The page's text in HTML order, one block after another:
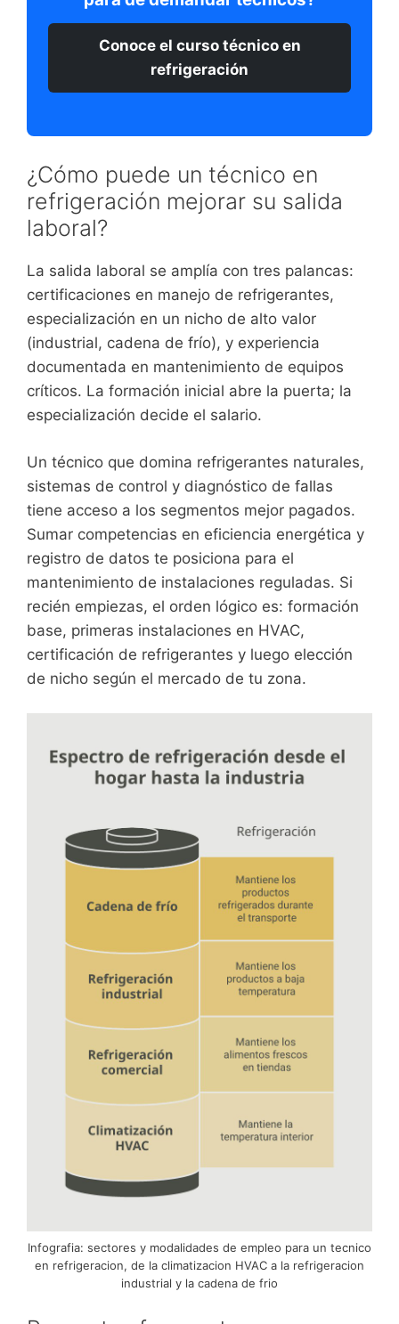
Conoce el curso técnico en
refrigeración
¿Cómo puede un técnico en
refrigeración mejorar su salida
laboral?
La salida laboral se amplía con tres palancas:
certificaciones en manejo de refrigerantes,
especialización en un nicho de alto valor
(industrial, cadena de frío), y experiencia
documentada en mantenimiento de equipos
críticos. La formación inicial abre la puerta; la
especialización decide el salario.
Un técnico que domina refrigerantes naturales,
sistemas de control y diagnóstico de fallas
tiene acceso a los segmentos mejor pagados.
Sumar competencias en eficiencia energética y
registro de datos te posiciona para el
mantenimiento de instalaciones reguladas. Si
recién empiezas, el orden lógico es: formación
base, primeras instalaciones en HVAC,
certificación de refrigerantes y luego elección
de nicho según el mercado de tu zona.
Infografia: sectores y modalidades de empleo para un tecnico
en refrigeracion, de la climatizacion HVAC a la refrigeracion
industrial y la cadena de frio